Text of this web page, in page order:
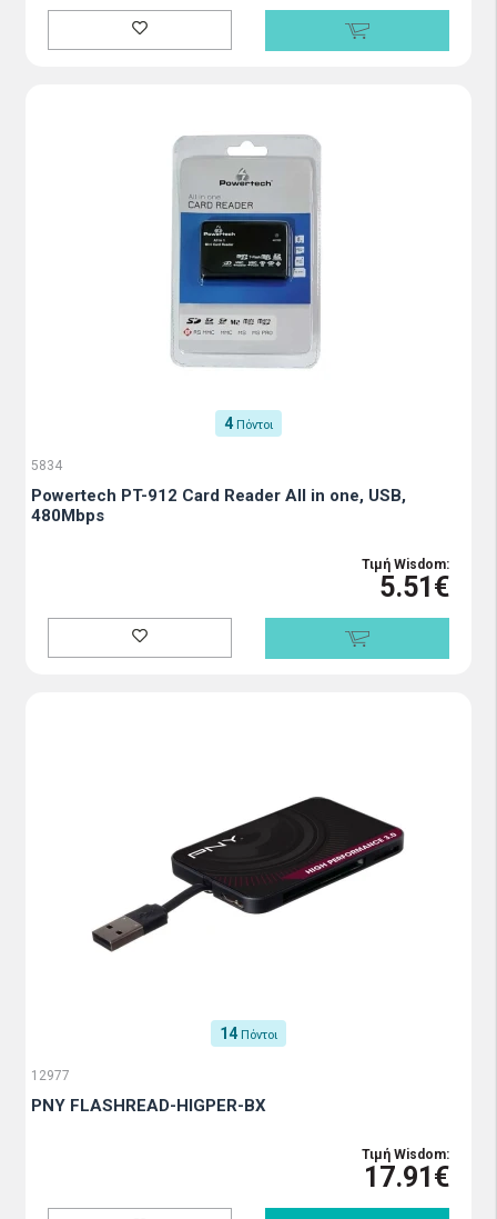
4 Πόντοι
5834
Powertech PT-912 Card Reader All in one, USB,
480Μbps
Τιμή Wisdom:
5.51€
14 Πόντοι
12977
PNY FLASHREAD-HIGPER-BX
Τιμή Wisdom:
17.91€